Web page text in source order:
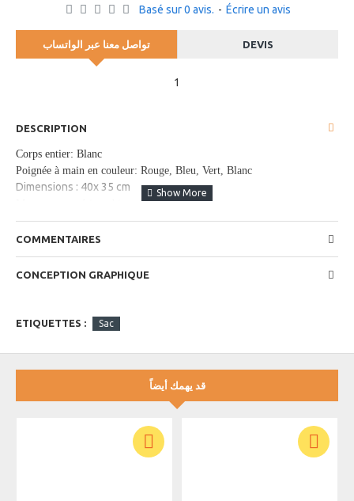
Basé sur 0 avis. - Écrire un avis
تواصل معنا عبر الواتساب DEVIS
1
DESCRIPTION
Corps entier: Blanc
Poignée à main en couleur: Rouge, Bleu, Vert, Blanc
Dimensions : 40x 35 cm
Marquage en sérigraphie couleur unie
COMMENTAIRES
CONCEPTION GRAPHIQUE
ETIQUETTES : Sac
قد يهمك أيضاً